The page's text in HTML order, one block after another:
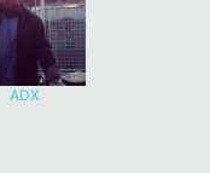
ADX